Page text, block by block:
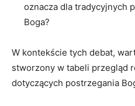
oznacza dla tradycyjnych⁤
Boga?
W kontekście tych ⁤debat,
stworzony w tabeli przegląd
dotyczących postrzegania